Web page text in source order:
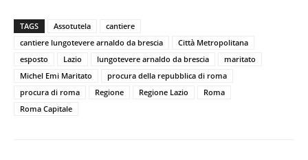
TAGS Assotutela
cantiere
cantiere lungotevere arnaldo da brescia
Città Metropolitana
esposto
Lazio lungotevere arnaldo da brescia
maritato
Michel Emi Maritato
procura della repubblica di roma
procura di roma
Regione Regione Lazio
Roma
Roma Capitale